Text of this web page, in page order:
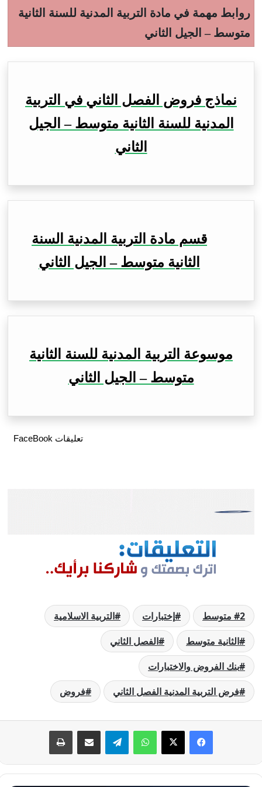
روابط مهمة في مادة التربية المدنية للسنة الثانية
متوسط – الجيل الثاني
نماذج فروض الفصل الثاني في التربية
المدنية للسنة الثانية متوسط – الجيل
الثاني
قسم مادة التربية المدنية السنة
الثانية متوسط – الجيل الثاني
موسوعة التربية المدنية للسنة الثانية
متوسط – الجيل الثاني
تعليقات FaceBook
2 متوسط إختبارات
التربية الاسلامية
الثانية متوسط
الفصل الثاني
بنك الفروض والاختبارات
فرض التربية المدنية الفصل الثاني
فروض
فيسبوك
‫X واتسابتيلقراممشاركة عبر البريد طباعة